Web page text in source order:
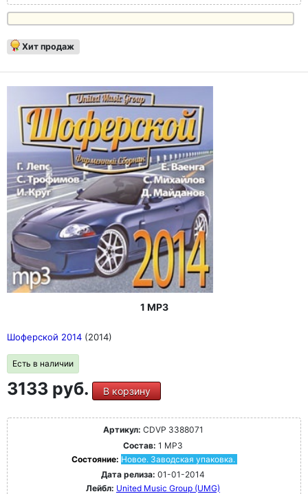
Хит продаж
1 MP3
Шоферской 2014 (2014)
Есть в наличии
3133 руб. В корзину
Артикул: CDVP 3388071
Состав: 1 MP3
Состояние: Новое. Заводская упаковка.
Дата релиза: 01-01-2014
Лейбл: United Music Group (UMG)